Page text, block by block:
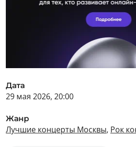
Дата
29 мая 2026, 20:00
Жанр
Лучшие концерты Москвы, Рок